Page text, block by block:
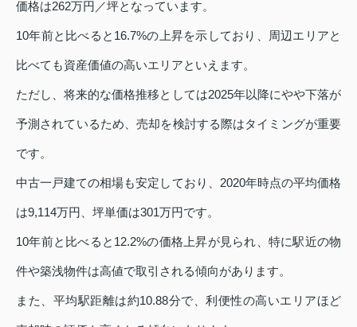
価格は262万円／坪となっています。
10年前と比べると16.7%の上昇を示しており、周辺エリアと
比べても資産価値の高いエリアといえます。
ただし、将来的な価格推移としては2025年以降にやや下落が
予測されているため、売却を検討する際はタイミングが重要
です。
中古一戸建ての相場も安定しており、2020年時点の平均価格
は9,114万円、坪単価は301万円です。
10年前と比べると12.2%の価格上昇が見られ、特に駅近の物
件や築浅物件は高値で取引される傾向があります。
また、平均駅距離は約10.88分で、利便性の高いエリアほど